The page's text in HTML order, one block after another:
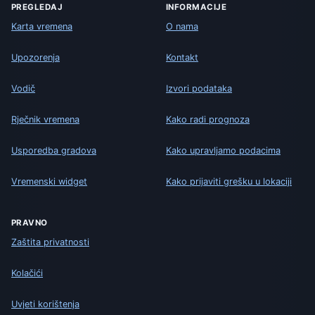
PREGLEDAJ
Karta vremena
Upozorenja
Vodič
Rječnik vremena
Usporedba gradova
Vremenski widget
INFORMACIJE
O nama
Kontakt
Izvori podataka
Kako radi prognoza
Kako upravljamo podacima
Kako prijaviti grešku u lokaciji
PRAVNO
Zaštita privatnosti
Kolačići
Uvjeti korištenja